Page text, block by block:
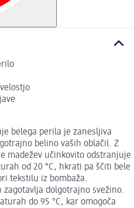
belega perila je zanesljiva
belino vaših oblačil. Z
madežev učinkovito odstranjuje
od 20 °C, hkrati pa ščiti bele
tekstilu iz bombaža.
dolgotrajno svežino.
do 95 °C, kar omogoča